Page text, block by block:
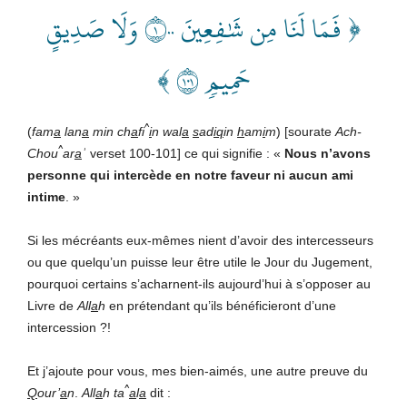
﴿ فَمَا لَنَا مِن شَٰفِعِينَ ١٠٠ وَلَا صَدِيقٍ
حَمِيمٖ ١٠١ ﴾
(fama lana min chafi^in wala sadiqin hamim) [sourate Ach-
Chou^araʾ verset 100-101] ce qui signifie : « Nous n’avons
personne qui intercède en notre faveur ni aucun ami
intime . »
Si les mécréants eux-mêmes nient d’avoir des intercesseurs
ou que quelqu’un puisse leur être utile le Jour du Jugement,
pourquoi certains s’acharnent-ils aujourd’hui à s’opposer au
Livre de Allah en prétendant qu’ils bénéficieront d’une
intercession ?!
Et j’ajoute pour vous, mes bien-aimés, une autre preuve du
Qour’an Allah ta^ala dit :